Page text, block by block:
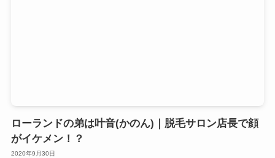
ローランドの弟は叶音(かのん)｜脱毛サロン店長で顔
がイケメン！？
2020年9月30日